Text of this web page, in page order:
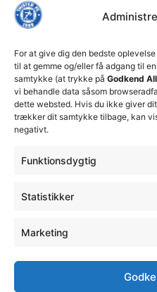
For at give dig den bedste
til at gemme og/eller få adgang til
samtykke (at trykke på Godkend
vi behandle data såsom
dette websted. Hvis du ikke giver
trækker dit samtykke tilbage, kan
negativt.
Funktionsdygtig
Statistikker
Marketing
Thisted
99 19
19
Trænerteamet